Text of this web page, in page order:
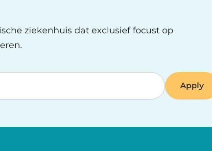
ziekenhuis dat exclusief focust op